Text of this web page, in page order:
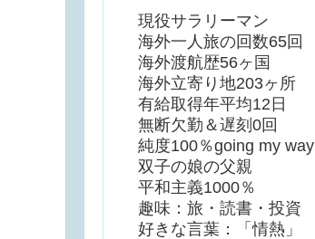
現役サラリーマン
海外一人旅の回数65回
海外渡航歴56ヶ国
海外立寄り地203ヶ所
有給取得年平均12日
無断欠勤＆遅刻0回
純度100％going my way
双子の娘の父親
平和主義1000％
趣味：旅・読書・投資
好きな言葉：「情熱」